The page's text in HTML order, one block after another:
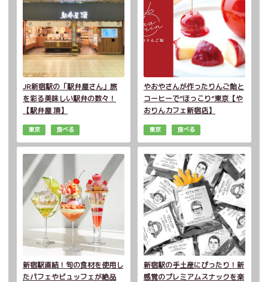
JR新宿駅の「駅弁屋さん」旅
を彩る美味しい駅弁の数々！
【駅弁屋 頂】
東京 食べる
やおやさんが作ったりんご飴と
コーヒーで”ほっこり”東京【や
おりんカフェ新宿店】
東京 食べる
新宿駅直結！旬の食材を使用し
たパフェやビュッフェが絶品
新宿駅の手土産にぴったり！新
感覚のプレミアムスナックを楽